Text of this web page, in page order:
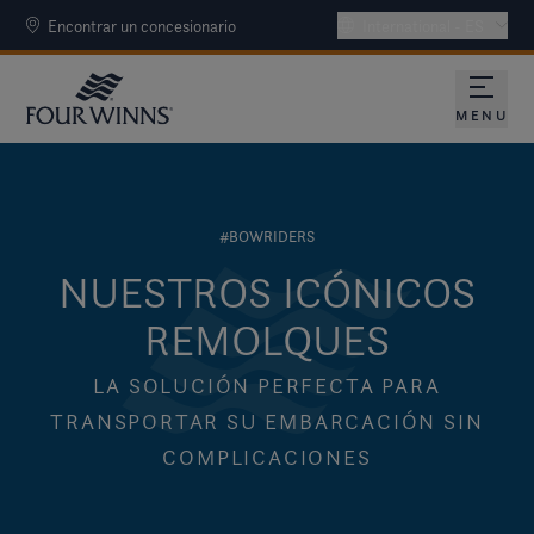
Encontrar un concesionario
MENU
#BOWRIDERS
NUESTROS ICÓNICOS
REMOLQUES
LA SOLUCIÓN PERFECTA PARA
TRANSPORTAR SU EMBARCACIÓN SIN
COMPLICACIONES